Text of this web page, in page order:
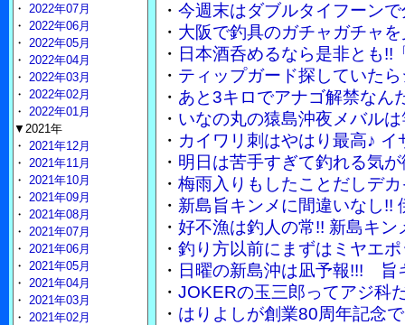
・ 今週末はダブルタイフーン
・ 大阪で釣具のガチャガチャ
・ 日本酒呑めるなら是非とも!!
・ ティップガード探していた
・ あと3キロでアナゴ解禁なん
・ いなの丸の猿島沖夜メバル
・ カイワリ刺はやはり最高♪
・ 明日は苦手すぎて釣れる気
・ 梅雨入りもしたことだしデ
・ 新島旨キンメに間違いなし!!
・ 好不漁は釣人の常!! 新島キ
・ 釣り方以前にまずはミヤエ
・ 日曜の新島沖は凪予報!!! 旨
・ JOKERの玉三郎ってアジ科
・ はりよしが創業80周年記念
・ 2022年07月
・ 2022年06月
・ 2022年05月
・ 2022年04月
・ 2022年03月
・ 2022年02月
・ 2022年01月
▼2021年
・ 2021年12月
・ 2021年11月
・ 2021年10月
・ 2021年09月
・ 2021年08月
・ 2021年07月
・ 2021年06月
・ 2021年05月
・ 2021年04月
・ 2021年03月
・ 2021年02月